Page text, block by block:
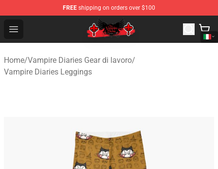
FREE shipping on orders over $100
Open menu
The Vampire Diaries Shop - Official The Vampire
Home/Vampire Diaries Gear di lavoro/
Vampire Diaries Leggings